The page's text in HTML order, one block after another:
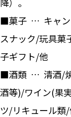
■菓子 … キャン
スナック/玩具
子ギフト/他
■酒類 … 清酒/焼
酒等)/ワイン(果
ツ/リキュール類